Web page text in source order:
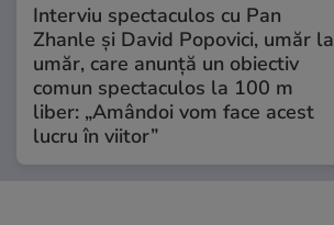
Interviu spectaculos cu Pan
Zhanle și David Popovici, umăr la
umăr, care anunță un obiectiv
comun spectaculos la 100 m
liber: „Amândoi vom face acest
lucru în viitor”